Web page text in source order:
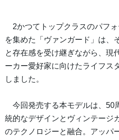
2かつてトップクラスのパフ
を集めた「ヴァンガード」は、
と存在感を受け継ぎながら、現
ーカー愛好家に向けたライフス
しました。
今回発売する本モデルは、50
統的なデザインとヴィンテージ
のテクノロジーと融合。アッパ